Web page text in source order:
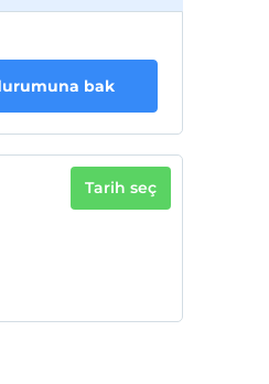
bak
Tarih seç